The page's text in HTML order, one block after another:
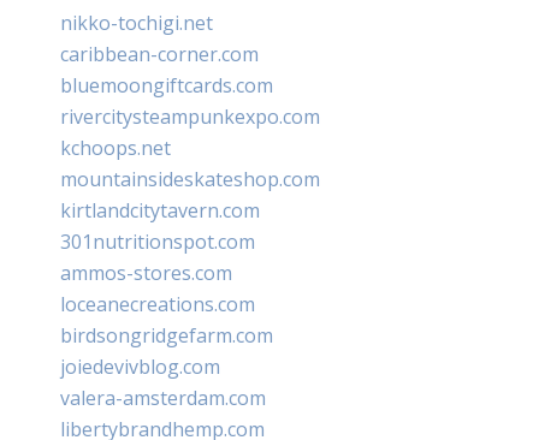
nikko-tochigi.net
caribbean-corner.com
bluemoongiftcards.com
rivercitysteampunkexpo.com
kchoops.net
mountainsideskateshop.com
kirtlandcitytavern.com
301nutritionspot.com
ammos-stores.com
loceanecreations.com
birdsongridgefarm.com
joiedevivblog.com
valera-amsterdam.com
libertybrandhemp.com